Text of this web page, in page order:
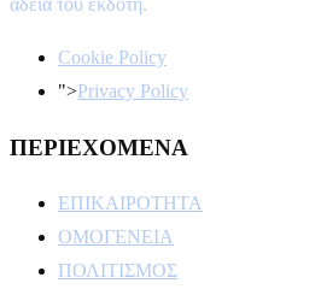
άδεια του εκδότη.
Cookie Policy
">Privacy Policy
ΠΕΡΙΕΧΟΜΕΝΑ
ΕΠΙΚΑΙΡΟΤΗΤΑ
ΟΜΟΓΕΝΕΙΑ
ΠΟΛΙΤΙΣΜΟΣ